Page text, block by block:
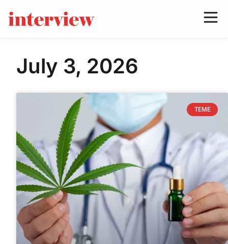
July 3, 2026
TEME